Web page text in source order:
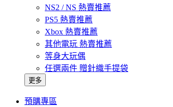
NS2 / NS 熱賣推薦
PS5 熱賣推薦
Xbox 熱賣推薦
其他電玩 熱賣推薦
等身大玩偶
任選兩件 贈針織手提袋
更多
預購專區